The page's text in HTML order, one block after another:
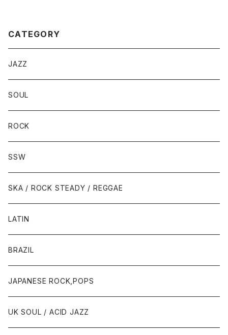
CATEGORY
JAZZ
SOUL
ROCK
SSW
SKA / ROCK STEADY / REGGAE
LATIN
BRAZIL
JAPANESE ROCK,POPS
UK SOUL / ACID JAZZ